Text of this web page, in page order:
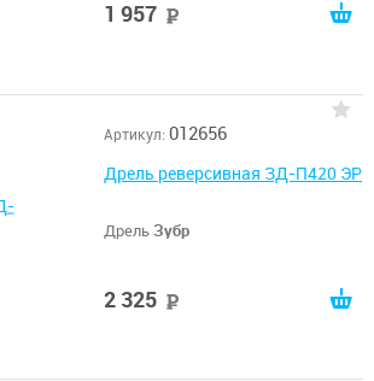
1 957
Артикул: 012656
Дрель реверсивная ЗД-П420 ЭР
ДрельЗубр
2 325